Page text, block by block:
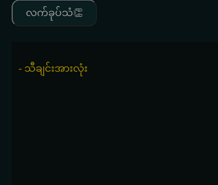
လက်ခုပ်သံ👏
- သီချင်းအားလုံး